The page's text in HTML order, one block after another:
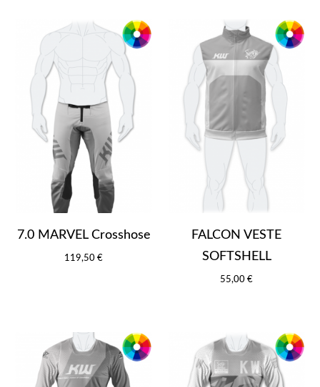
7.0 MARVEL Crosshose
119,50 €
FALCON VESTE
SOFTSHELL
55,00 €